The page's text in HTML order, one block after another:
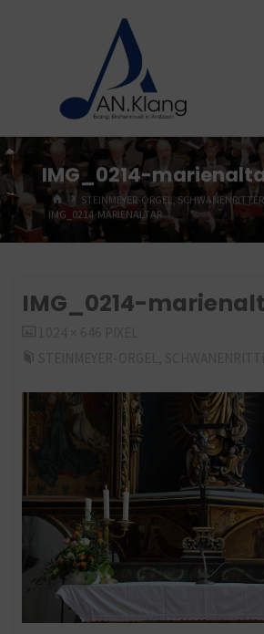
IMG_0214-
STARTSTEINMEYER-ORGEL,
IMG_0214-MARIENALTAR
IMG_0214-